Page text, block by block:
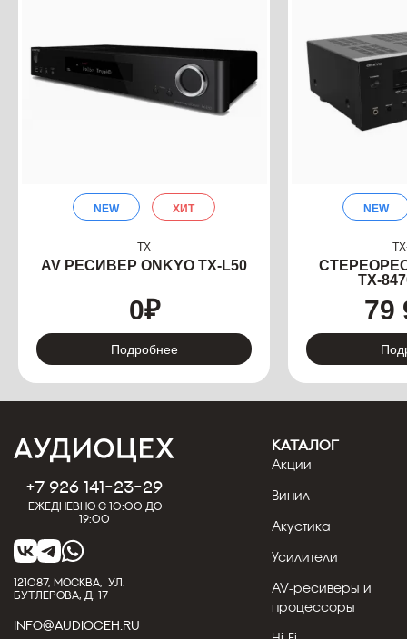
NEW ХИТ
TX
AV РЕСИВЕР ONKYO TX-L50
0₽
Подробнее
NEW
TX-
79
+7 926 141-23-29
Ежедневно с 10:00 до
19:00
121087, МОСКВА, УЛ.
БУТЛЕРОВА, Д. 17
INFO@AUDIOCEH.RU
КАТАЛОГ
Акции
Винил
Акустика
Усилители
AV-ресиверы и
процессоры